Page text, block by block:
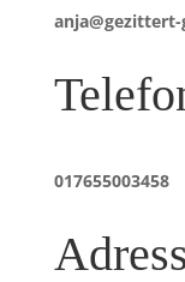
017655003458